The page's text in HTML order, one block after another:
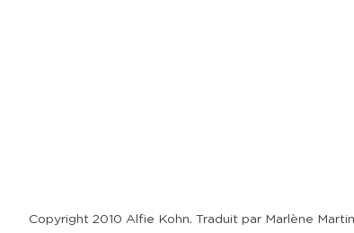
Copyright 2010 Alfie Kohn. Traduit par Marlène